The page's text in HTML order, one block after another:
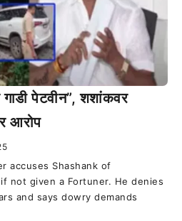
गाडी पेटवीन”, शशांकवर
आरोप
accuses Shashank of
not given a Fortuner. He denies
and says dowry demands